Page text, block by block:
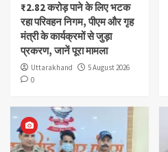
₹2.82 करोड़ पाने के लिए भटक
रहा परिवहन निगम, पीएम और गृह
मंत्री के कार्यक्रमों से जुड़ा
प्रकरण, जानें पूरा मामला
Uttarakhand
5 August 2026
0